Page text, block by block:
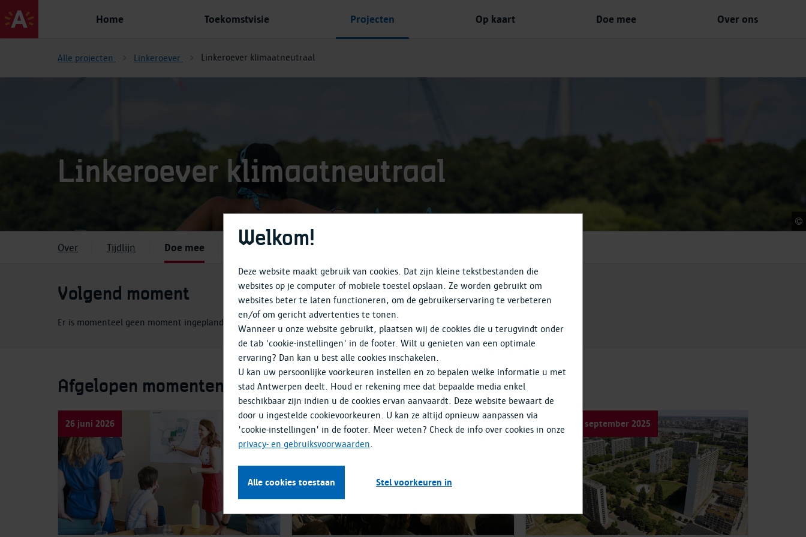
Home Toekomstvisie Projecten Op kaart Doe mee Over ons
Alle projecten Linkeroever Linkeroever klimaatneutraal
Linkeroever klimaatneutraal
Over Tijdlijn Doe mee Media & Nieuws
Volgend moment
Er is momenteel geen moment ingepland.
Afgelopen momenten
26 juni 2026 12 december Zaterdag 20 september 2025
Welkom!
Deze website maakt gebruik van cookies. Dat zijn kleine tekstbestanden die
websites op je computer of mobiele toestel opslaan. Ze worden gebruikt om
websites beter te laten functioneren, om de gebruikerservaring te verbeteren
en/of om gericht advertenties te tonen.
Wanneer u onze website gebruikt, plaatsen wij de cookies die u terugvindt onder
de tab 'cookie-instellingen' in de footer. Wilt u genieten van een optimale
ervaring? Dan kan u best alle cookies inschakelen.
U kan uw persoonlijke voorkeuren instellen en zo bepalen welke informatie u met
stad Antwerpen deelt. Houd er rekening mee dat bepaalde media enkel
beschikbaar zijn indien u de cookies ervan aanvaardt. Deze website bewaart de
door u ingestelde cookievoorkeuren. U kan ze altijd opnieuw aanpassen via
'cookie-instellingen' in de footer. Meer weten? Check de info over cookies in onze
privacy- en gebruiksvoorwaarden.
Alle cookies toestaan Stel voorkeuren in